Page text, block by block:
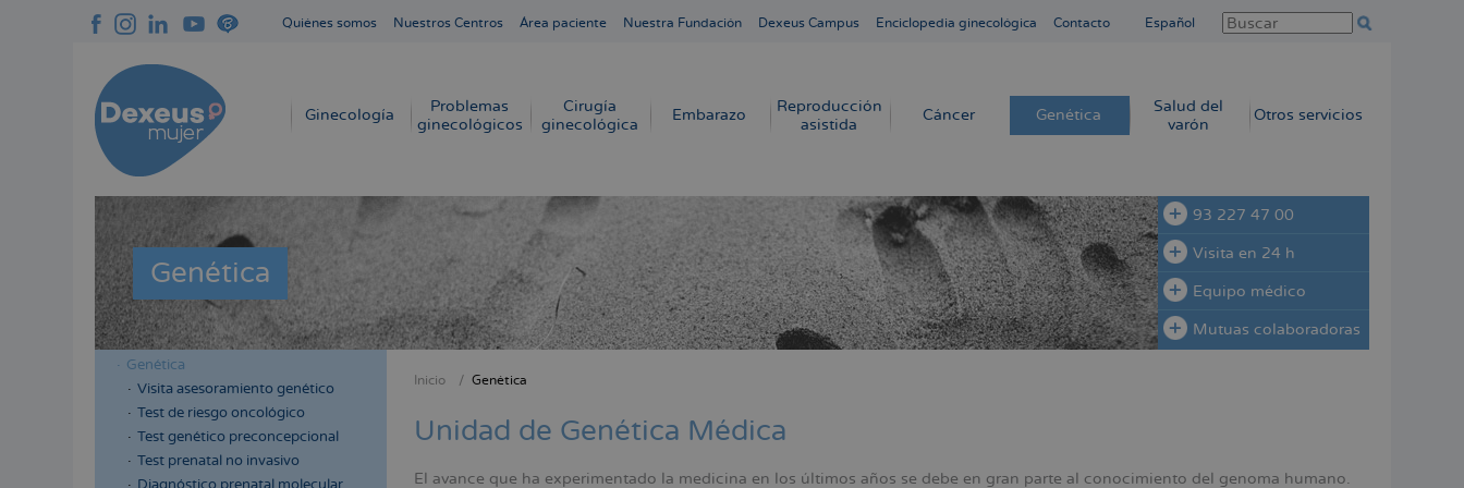
Quiénes somos Nuestros Centros Área paciente Nuestra Fundación Dexeus Campus Enciclopedia ginecológica Contacto Español
Navegación
Ginecología
Problemas
ginecológicos
Cirugía
ginecológica
Embarazo
Reproducción
asistida
Cáncer Genética
Salud del
varón
Otros servicios
Genética
93 227 47 00
Visita en 24 h
Equipo médico
Mutuas colaboradoras
Menú
lateral
cabecera
Menú
lateral
principal
Genética
Visita asesoramiento genético
Test de riesgo oncológico
Test genético preconcepcional
Test prenatal no invasivo
enlaces
ayuda
Inicio Genética
Unidad de Genética Médica
El avance que ha experimentado la medicina en los últimos años se debe en gran parte al conocimiento del genoma humano.